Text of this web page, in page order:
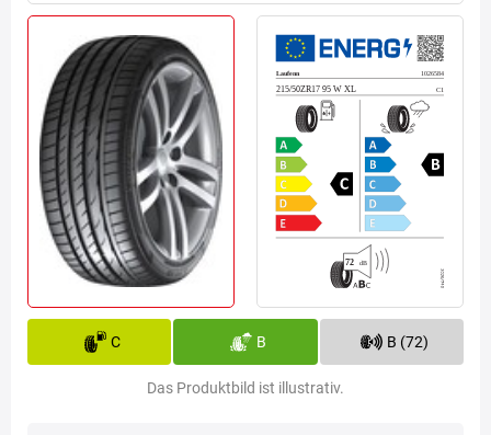
C B B (72)
Das Produktbild ist illustrativ.